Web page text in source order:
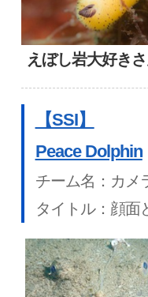
えぼし岩大好き
【SSI】
Peace Dolphin
チーム名：カメ
タイトル：顔面